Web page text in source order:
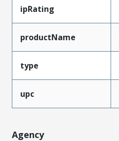
ipRating
productName
type
upc
Agency